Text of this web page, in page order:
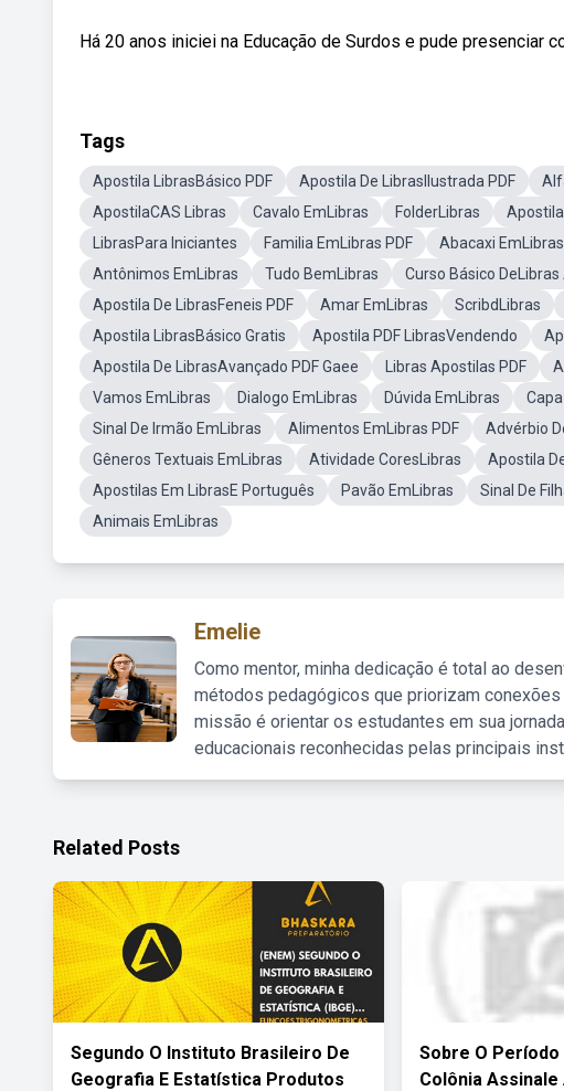
Há 20 anos iniciei na Educação de Surdos e pude presenciar
Tags
Apostila LibrasBásico PDF Apostila De LibrasIlustrada PDF
ApostilaCAS Libras
Cavalo EmLibras FolderLibras
LibrasPara Iniciantes
Familia EmLibras PDF Abacaxi EmLibras
Antônimos EmLibras
Tudo BemLibras Curso Básico
Apostila De LibrasFeneis PDF
Amar EmLibras ScribdLibras
Apostila LibrasBásico Gratis
Apostila PDF LibrasVendendo
Apostila De LibrasAvançado PDF Gaee
Libras Apostilas PDF
Vamos EmLibras
Dialogo EmLibras Dúvida EmLibras
Sinal De Irmão EmLibras
Alimentos EmLibras PDF Advérbio
Gêneros Textuais EmLibras
Atividade CoresLibras Apostila
Apostilas Em LibrasE Português
Pavão EmLibras Sinal De
Animais EmLibras
Emelie
Como mentor, minha dedicação é total ao
métodos pedagógicos que priorizam
missão é orientar os estudantes em sua
educacionais reconhecidas pelas principais
Related Posts
Segundo O Instituto Brasileiro De
Geografia E Estatística Produtos
Sobre O Período
Colônia